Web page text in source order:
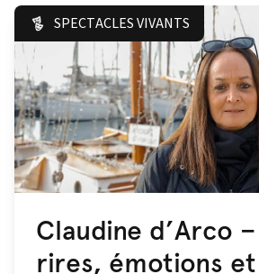
SPECTACLES VIVANTS
Claudine d’Arco
rires, émotions et